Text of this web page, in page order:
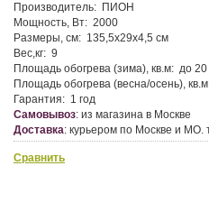
Производитель: ПИОН
Мощность, Вт: 2000
Размеры, см: 135,5x29x4,5 см
Вес,кг: 9
Площадь обогрева (зима), кв.м: до 20
Площадь обогрева (весна/осень),
Гарантия: 1 год
Самовывоз: из магазина в Москве
Доставка: курьером по Москве и МО.
Сравнить